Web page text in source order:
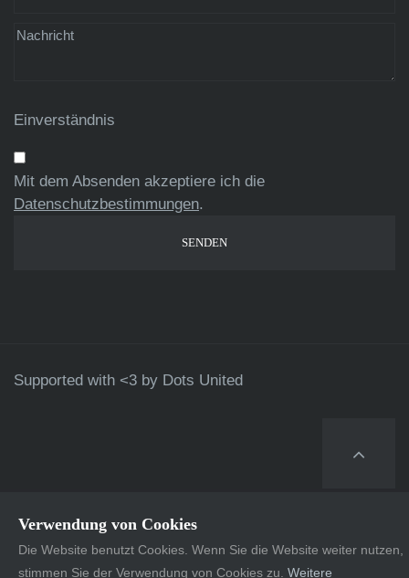
Einverständnis
Mit dem Absenden akzeptiere ich die
Datenschutzbestimmungen.
Supported with <3 by Dots United
Verwendung von Cookies
Die Website benutzt Cookies. Wenn Sie die Website weiter nutzen,
stimmen Sie der Verwendung von Cookies zu. Weitere